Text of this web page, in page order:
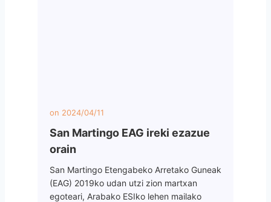
on 2024/04/11
San Martingo EAG ireki ezazue
orain
San Martingo Etengabeko Arretako Guneak
(EAG) 2019ko udan utzi zion martxan
egoteari, Arabako ESIko lehen mailako